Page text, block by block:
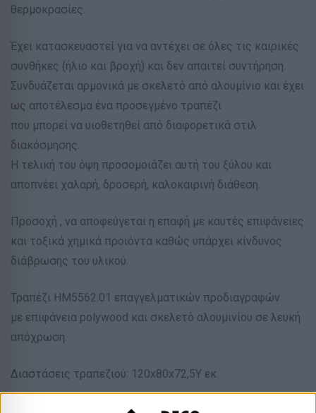
θερμοκρασίες.
Έχει κατασκευαστεί για να αντέχει σε όλες τις καιρικές
συνθήκες (ήλιο και βροχή) και δεν απαιτεί συντήρηση.
Συνδυάζεται αρμονικά με σκελετό από αλουμίνιο και έχει
ως αποτέλεσμα ένα προσεγμένο τραπέζι
που μπορεί να υιοθετηθεί από διαφορετικά στιλ
διακόσμησης.
H τελική του όψη προσομοιάζει αυτή του ξύλου και
αποπνέει χαλαρή, δροσερή, καλοκαιρινή διάθεση.
Προσοχή , να αποφεύγεται η επαφή με καυτές επιφάνειες
και τοξικά χημικά προιόντα καθώς υπάρχει κίνδυνος
διάβρωσης του υλικού.
Τραπέζι HM5562.01 επαγγελματικών προδιαγραφών
με επιφάνεια polywood και σκελετό αλουμινίου σε λευκή
απόχρωση.
Διαστάσεις τραπεζιού: 120x80x72,5Υ εκ.